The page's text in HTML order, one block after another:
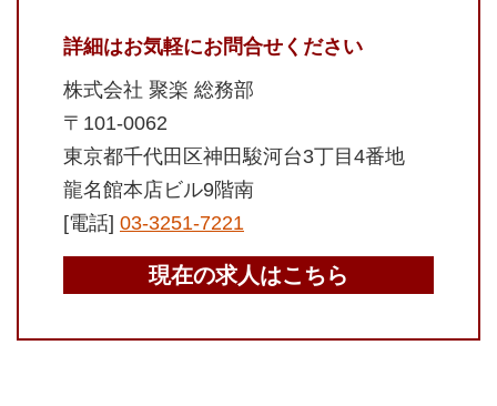
詳細はお気軽にお問合せください
株式会社 聚楽 総務部
〒101-0062
東京都千代田区神田駿河台3丁目4番地
龍名館本店ビル9階南
[電話] 03-3251-7221
現在の求人はこちら